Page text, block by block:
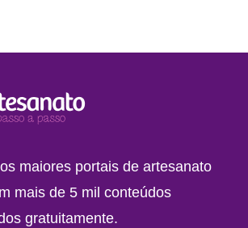
maiores portais de artesanato
mais de 5 mil conteúdos
gratuitamente.